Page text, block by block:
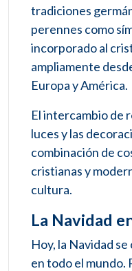
tradiciones
perennes como
incorporado al
ampliamente
Europa y América.
El intercambio de
luces y las
combinación de
cristianas y
cultura.
La Navidad
Hoy, la Navidad
en todo el mundo.